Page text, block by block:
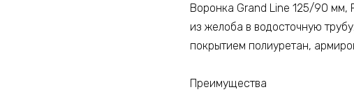
Воронка Grand Line 125/90 мм,
из желоба в водосточную
покрытием полиуретан,
Преимущества